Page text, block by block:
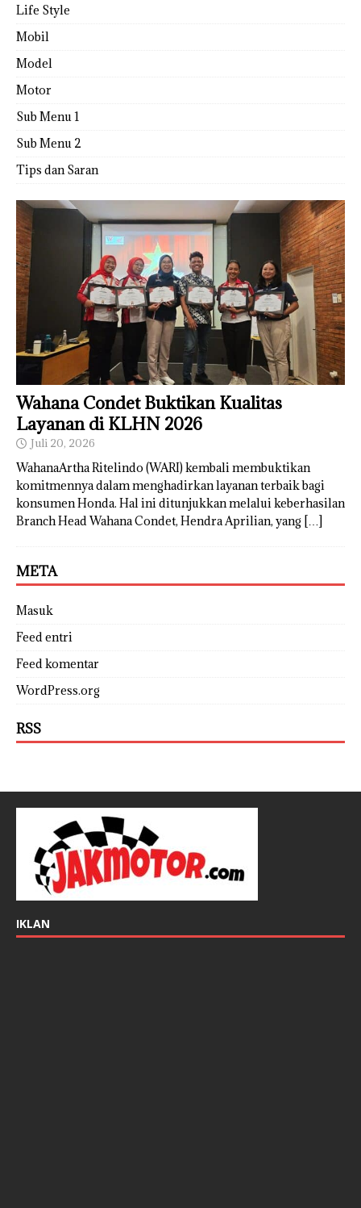
Life Style
Mobil
Model
Motor
Sub Menu 1
Sub Menu 2
Tips dan Saran
Wahana Condet Buktikan Kualitas
Layanan di KLHN 2026
Juli 20, 2026
WahanaArtha Ritelindo (WARI) kembali membuktikan
komitmennya dalam menghadirkan layanan terbaik bagi
konsumen Honda. Hal ini ditunjukkan melalui keberhasilan
Branch Head Wahana Condet, Hendra Aprilian, yang […]
META
Masuk
Feed entri
Feed komentar
WordPress.org
RSS
IKLAN